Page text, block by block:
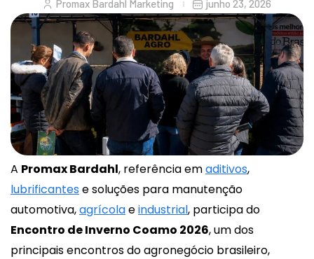
Promax Bardahl Marketing junho 23, 2026
A Promax Bardahl, referência emaditivos,
lubrificantese soluções para manutenção
automotiva,agrícolaeindustrial, participa do
Encontro de Inverno Coamo 2026, um dos
principais encontros do agronegócio brasileiro,